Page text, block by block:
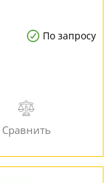
По запросу